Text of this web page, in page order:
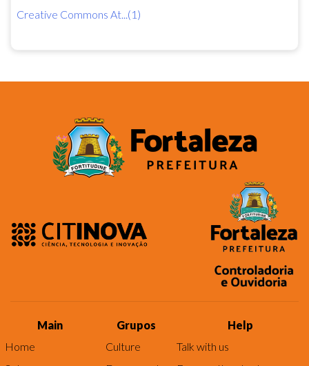
Creative Commons At...(1)
Main
Home
Grupos
Culture
Help
Talk with us